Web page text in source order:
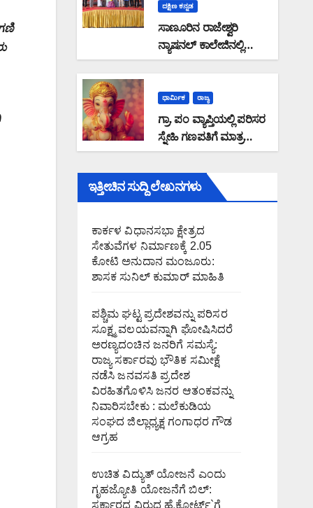
ಆಗ್ರಹ
ದಕ್ಷಿಣ ಕನ್ನಡ
ಸಾಣೂರಿನ ರಾಜೇಶ್ವರಿ
ನ್ಯಾಷನಲ್ ಕಾಲೇಜಿನಲ್ಲಿ
ಡಾ.ಶೇಖರ್ ಅಜೆಕಾರು ರಾಜ್ಯ
ಶೇಖರ್ ಅಜೆಕಾರು ತನ್ನ
ಬದುಕನ್ನೇ ಸಾಹಿತ್ಯ ಹಾಗೂ
ಪತ್ರಿಕಾ ರಂಗಕ್ಕೆ
ಮೀಸಲಿಟ್ಟವರು : ಆಳ್ವಾಸ್
. ಮೋಹನ್ ಆಳ್ವ
ಧಾರ್ಮಿಕ ರಾಜ್ಯ
ಗ್ರಾ. ಪಂ ವ್ಯಾಪ್ತಿಯಲ್ಲಿ ಪರಿಸರ
ಸ್ನೇಹಿ ಗಣಪತಿಗೆ ಮಾತ್ರ
ಅವಕಾಶ ನೀಡುವಂತೆ ಸಚಿವ
ಈಶ್ವರ್ ಖಂಡ್ರೆ ಸೂಚನೆ
ಇತ್ತೀಚಿನ ಸುದ್ದಿ ಲೇಖನಗಳು
ಕಾರ್ಕಳ ವಿಧಾನಸಭಾ ಕ್ಷೇತ್ರದ
ಸೇತುವೆಗಳ ನಿರ್ಮಾಣಕ್ಕೆ 2.05
ಕೋಟಿ ಅನುದಾನ ಮಂಜೂರು:
ಶಾಸಕ ಸುನಿಲ್ ಕುಮಾರ್ ಮಾಹಿತಿ
ಪಶ್ಚಿಮ ಘಟ್ಟ ಪ್ರದೇಶವನ್ನು ಪರಿಸರ
ಸೂಕ್ಷ್ಮ ವಲಯವನ್ನಾಗಿ ಘೋಷಿಸಿದರೆ
ಅರಣ್ಯದಂಚಿನ ಜನರಿಗೆ ಸಮಸ್ಯೆ:
ರಾಜ್ಯ ಸರ್ಕಾರವು ಭೌತಿಕ ಸಮೀಕ್ಷೆ
ನಡೆಸಿ ಜನವಸತಿ ಪ್ರದೇಶ
ವಿರಹಿತಗೊಳಿಸಿ ಜನರ ಆತಂಕವನ್ನು
ನಿವಾರಿಸಬೇಕು : ಮಲೆಕುಡಿಯ
ಸಂಘದ ಜಿಲ್ಲಾಧ್ಯಕ್ಷ ಗಂಗಾಧರ ಗೌಡ
ಆಗ್ರಹ
ಉಚಿತ ವಿದ್ಯುತ್ ಯೋಜನೆ ಎಂದು
ಗೃಹಜ್ಯೋತಿ ಯೋಜನೆಗೆ ಬಿಲ್:
ಸರ್ಕಾರದ ವಿರುದ್ಧ ಹೈಕೋರ್ಟ್`ಗೆ